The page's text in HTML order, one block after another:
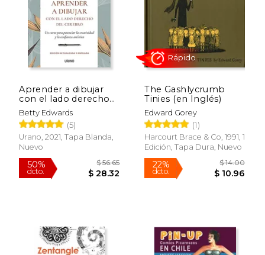
Aprender a dibujar
con el lado derecho
del cerebro
Betty Edwards
(5)
Urano, 2021, Tapa Blanda,
Nuevo
50%
dcto. $ 28.32
The Gashlycrumb
Tinies (en Inglés)
Edward Gorey
(1)
Harcourt Brace & Co, 1991, 1
Edición, Tapa Dura, Nuevo
22%
dcto.
Rápido